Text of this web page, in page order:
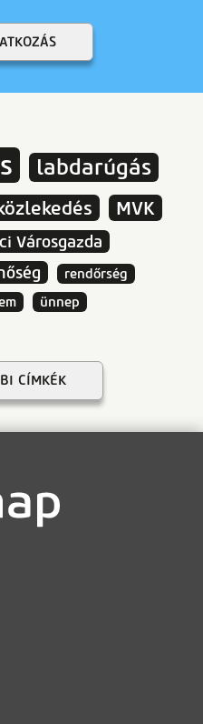
labdarúgás
MVK
Városgazda
rendőrség
ünnep
CÍMKÉK